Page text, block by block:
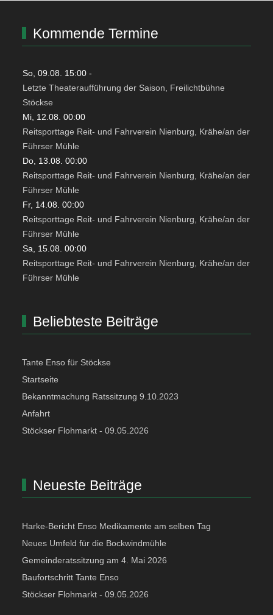
Kommende Termine
So, 09.08. 15:00-
Letzte Theateraufführung der Saison, Freilichtbühne
Stöckse
Mi, 12.08. 00:00
Reitsporttage Reit- und Fahrverein Nienburg, Krähe/an der
Führser Mühle
Do, 13.08. 00:00
Reitsporttage Reit- und Fahrverein Nienburg, Krähe/an der
Führser Mühle
Fr, 14.08. 00:00
Reitsporttage Reit- und Fahrverein Nienburg, Krähe/an der
Führser Mühle
Sa, 15.08. 00:00
Reitsporttage Reit- und Fahrverein Nienburg, Krähe/an der
Führser Mühle
Beliebteste Beiträge
Tante Enso für Stöckse
Startseite
Bekanntmachung Ratssitzung 9.10.2023
Anfahrt
Stöckser Flohmarkt - 09.05.2026
Neueste Beiträge
Harke-Bericht Enso Medikamente am selben Tag
Neues Umfeld für die Bockwindmühle
Gemeinderatssitzung am 4. Mai 2026
Baufortschritt Tante Enso
Stöckser Flohmarkt - 09.05.2026